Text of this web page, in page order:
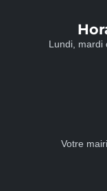
Lundi,
Votre